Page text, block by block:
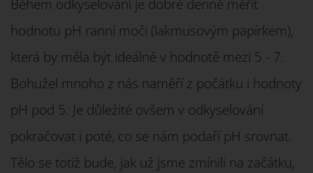
Během odkyselování je dobré denně měřit
hodnotu pH ranní moči (lakmusovým papírkem),
která by měla být ideálně v hodnotě mezi 5 - 7.
Bohužel mnoho z nás naměří z počátku i hodnoty
pH pod 5. Je důležité ovšem v odkyselování
pokračovat i poté, co se nám podaří pH srovnat.
Tělo se totiž bude, jak už jsme zmínili na začátku,